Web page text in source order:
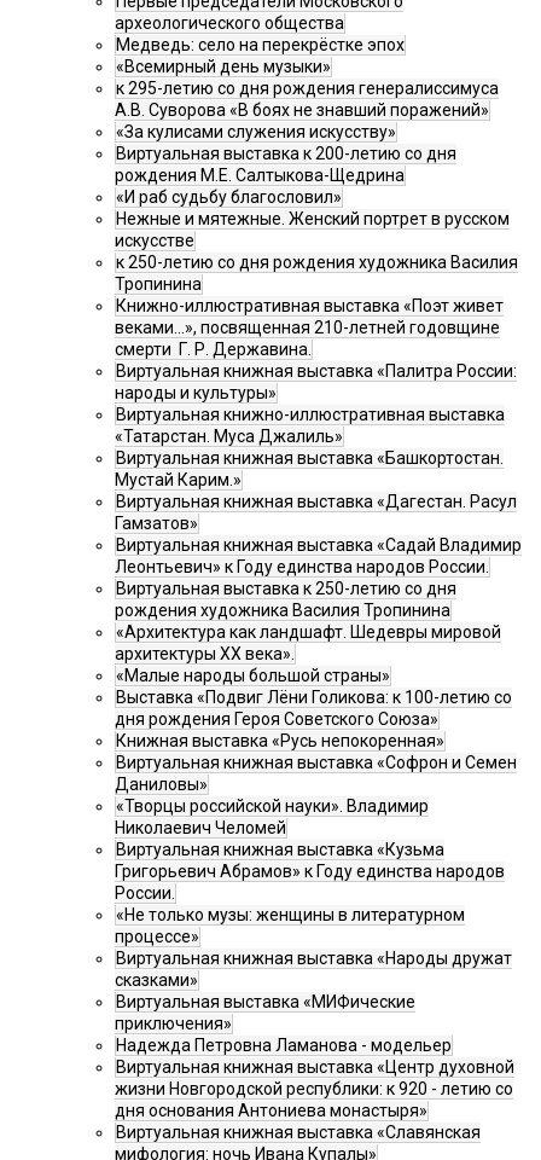
археологического общества
Медведь: село на перекрёстке эпох
«Всемирный день музыки»
к 295-летию со дня рождения генералиссимуса
А.В. Суворова «В боях не знавший поражений»
«За кулисами служения искусству»
Виртуальная выставка к 200-летию со дня
рождения М.Е. Салтыкова-Щедрина
«И раб судьбу благословил»
Нежные и мятежные. Женский портрет в русском
искусстве
к 250-летию со дня рождения художника Василия
Тропинина
Книжно-иллюстративная выставка «Поэт живет
веками…», посвященная 210-летней годовщине
смерти Г. Р. Державина.
Виртуальная книжная выставка «Палитра России:
народы и культуры»
Виртуальная книжно-иллюстративная выставка
«Татарстан. Муса Джалиль»
Виртуальная книжная выставка «Башкортостан.
Мустай Карим.»
Виртуальная книжная выставка «Дагестан. Расул
Гамзатов»
Виртуальная книжная выставка «Садай Владимир
Леонтьевич» к Году единства народов России.
Виртуальная выставка к 250-летию со дня
рождения художника Василия Тропинина
«Архитектура как ландшафт. Шедевры мировой
архитектуры XX века».
«Малые народы большой страны»
Выставка «Подвиг Лёни Голикова: к 100-летию со
дня рождения Героя Советского Союза»
Книжная выставка «Русь непокоренная»
Виртуальная книжная выставка «Софрон и Семен
Даниловы»
«Творцы российской науки». Владимир
Николаевич Челомей
Виртуальная книжная выставка «Кузьма
Григорьевич Абрамов» к Году единства народов
России.
«Не только музы: женщины в литературном
процессе»
Виртуальная книжная выставка «Народы дружат
сказками»
Виртуальная выставка «МИФические
приключения»
Надежда Петровна Ламанова - модельер
Виртуальная книжная выставка «Центр духовной
жизни Новгородской республики: к 920 - летию со
дня основания Антониева монастыря»
Виртуальная книжная выставка «Славянская
мифология: ночь Ивана Купалы»